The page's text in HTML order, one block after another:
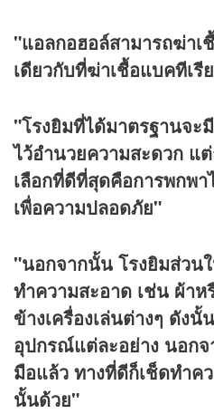
"แอลกอฮอล์สามารถฆ่าเ
เดียวกับที่ฆ่าเชื้อแบคทีเรี
"โรงยิมที่ได้มาตรฐานจะ
ไว้อำนวยความสะดวก แ
เลือกที่ดีที่สุดคือการพกพา
เพื่อความปลอดภัย"
"นอกจากนั้น โรงยิมส่ว
ทำความสะอาด เช่น ผ้าห
ข้างเครื่องเล่นต่างๆ ดัง
อุปกรณ์แต่ละอย่าง นอกจ
มือแล้ว ทางที่ดีก็เช็ดทำค
นั้นด้วย"